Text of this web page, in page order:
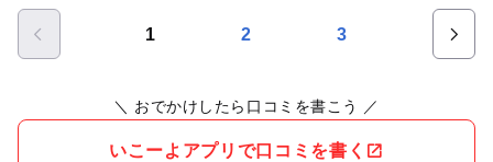
1 2 3
＼ おでかけしたら口コミを書こう ／
いこーよアプリで口コミを書く